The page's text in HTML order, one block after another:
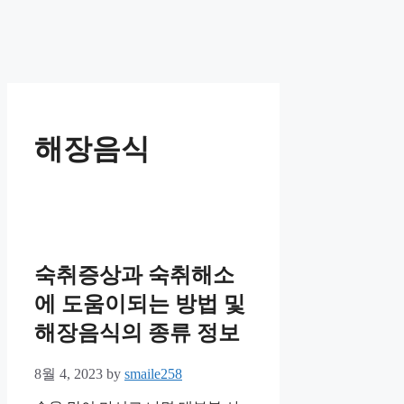
해장음식
숙취증상과 숙취해소
에 도움이되는 방법 및
해장음식의 종류 정보
8월 4, 2023 by smaile258